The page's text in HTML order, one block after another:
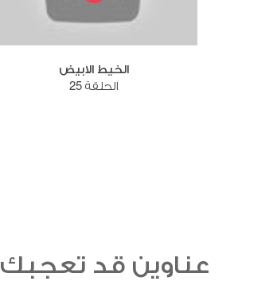
الخيط الابيض
الحلقة 25
عناوين قد تعجبك